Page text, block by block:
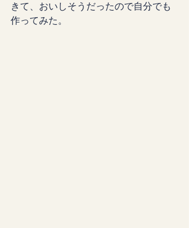
きて、おいしそうだったので自分でも
作ってみた。